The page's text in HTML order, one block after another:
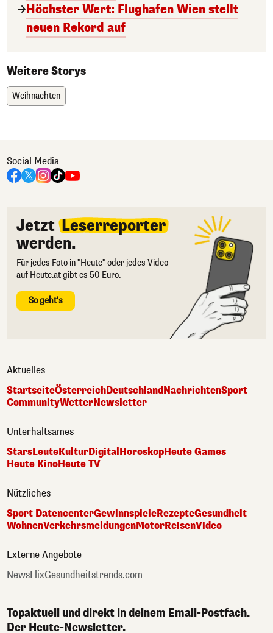
Höchster Wert: Flughafen Wien stellt
neuen Rekord auf
Weitere Storys
Weihnachten
Social Media
Jetzt Leserreporter
werden.
Für jedes Foto in "Heute" oder jedes Video
auf Heute.at gibt es 50 Euro.
So geht's
Aktuelles
StartseiteÖsterreichDeutschlandNachrichtenSport
CommunityWetterNewsletter
Unterhaltsames
StarsLeuteKulturDigitalHoroskopHeute Games
Heute KinoHeute TV
Nützliches
Sport DatencenterGewinnspieleRezepteGesundheit
WohnenVerkehrsmeldungenMotorReisenVideo
Externe Angebote
NewsFlixGesundheitstrends.com
Topaktuell und direkt in deinem Email-Postfach.
Der Heute-Newsletter.